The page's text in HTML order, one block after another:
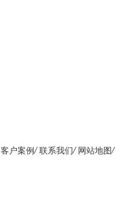
客户案例/ 联系我们/ 网站地图/